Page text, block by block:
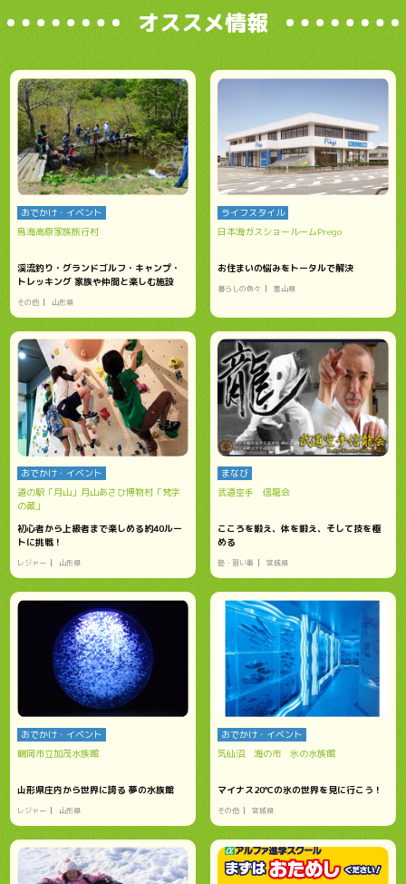
オススメ情報
おでかけ・イベント
鳥海高原家族旅行村
渓流釣り・グランドゴルフ・キャンプ・
トレッキング 家族や仲間と楽しむ施設
その他 山形県
ライフスタイル
日本海ガスショールームPrego
お住まいの悩みをトータルで解決
暮らしの色々 富山県
おでかけ・イベント
道の駅「月山」月山あさひ博物村「梵字
の蔵」
初心者から上級者まで楽しめる約40ルー
トに挑戦！
レジャー 山形県
まなび
武道空手 信龍会
こころを鍛え、体を鍛え、そして技を極
める
塾・習い事 宮城県
おでかけ・イベント
鶴岡市立加茂水族館
山形県庄内から世界に誇る 夢の水族館
レジャー 山形県
おでかけ・イベント
気仙沼 海の市 氷の水族館
マイナス20℃の氷の世界を見に行こう！
その他 宮城県